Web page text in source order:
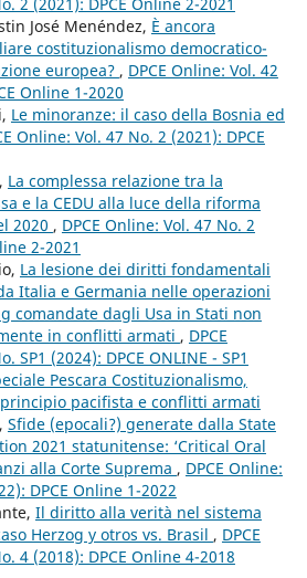
José Menéndez, È ancora
costituzionalismo democratico-
europea? , DPCE Online: Vol. 42
Online 1-2020
Le minoranze: il caso della Bosnia ed
Online: Vol. 47 No. 2 (2021): DPCE
La complessa relazione tra la
e la CEDU alla luce della riforma
2020 , DPCE Online: Vol. 47 No. 2
2-2021
La lesione dei diritti fondamentali
Italia e Germania nelle operazioni
comandate dagli Usa in Stati non
in conflitti armati , DPCE
SP1 (2024): DPCE ONLINE - SP1
Pescara Costituzionalismo,
pacifista e conflitti armati
Sfide (epocali?) generate dalla State
2021 statunitense: ‘Critical Oral
alla Corte Suprema , DPCE Online:
DPCE Online 1-2022
Il diritto alla verità nel sistema
Herzog y otros vs. Brasil , DPCE
4 (2018): DPCE Online 4-2018